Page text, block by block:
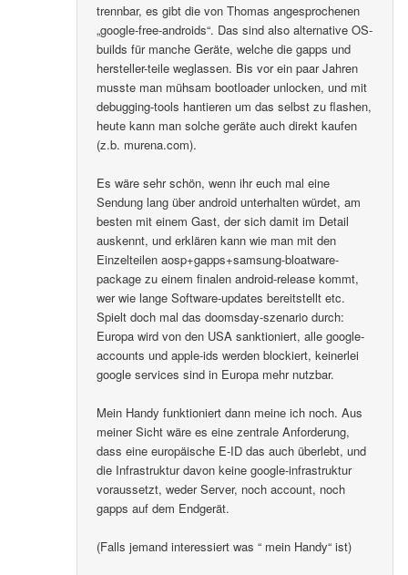
trennbar, es gibt die von Thomas angesprochenen
„google-free-androids“. Das sind also alternative OS-
builds für manche Geräte, welche die gapps und
hersteller-teile weglassen. Bis vor ein paar Jahren
musste man mühsam bootloader unlocken, und mit
debugging-tools hantieren um das selbst zu flashen,
heute kann man solche geräte auch direkt kaufen
(z.b. murena.com).
Es wäre sehr schön, wenn ihr euch mal eine
Sendung lang über android unterhalten würdet, am
besten mit einem Gast, der sich damit im Detail
auskennt, und erklären kann wie man mit den
Einzelteilen aosp+gapps+samsung-bloatware-
package zu einem finalen android-release kommt,
wer wie lange Software-updates bereitstellt etc.
Spielt doch mal das doomsday-szenario durch:
Europa wird von den USA sanktioniert, alle google-
accounts und apple-ids werden blockiert, keinerlei
google services sind in Europa mehr nutzbar.
Mein Handy funktioniert dann meine ich noch. Aus
meiner Sicht wäre es eine zentrale Anforderung,
dass eine europäische E-ID das auch überlebt, und
die Infrastruktur davon keine google-infrastruktur
voraussetzt, weder Server, noch account, noch
gapps auf dem Endgerät.
(Falls jemand interessiert was “ mein Handy“ ist)